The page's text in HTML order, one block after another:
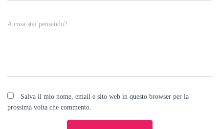
A cosa stai pensando?
Salva il mio nome, email e sito web in questo browser per la
prossima volta che commento.